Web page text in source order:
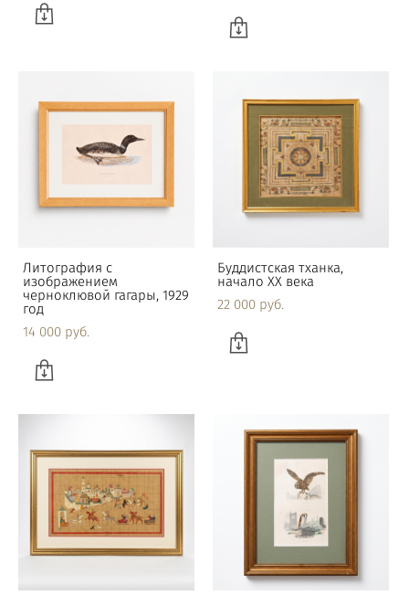
Литография с
изображением
черноклювой гагары, 1929
год
14 000 pуб.
Буддистская тханка,
начало XX века
22 000 pуб.